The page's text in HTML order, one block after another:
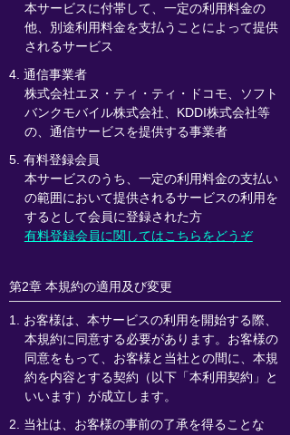
本サービスに付帯して、一定の利用料金の
他、別途利用料金を支払うことによって提供
されるサービス
4. 通信事業者
株式会社エヌ・ティ・ティ・ドコモ、ソフト
バンクモバイル株式会社、KDDI株式会社等
の、通信サービスを提供する事業者
5. 有料登録会員
本サービスのうち、一定の利用料金の支払い
の範囲において提供されるサービスの利用を
するとして会員に登録された方
有料登録会員に関してはこちらをどうぞ
第2章 本規約の適用及び変更
1. お客様は、本サービスの利用を開始する際、
本規約に同意する必要があります。お客様の
同意をもって、お客様と当社との間に、本規
約を内容とする契約（以下「本利用契約」と
いいます）が成立します。
2. 当社は、お客様の事前の了承を得ることな